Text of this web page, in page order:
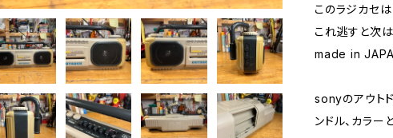
このラジカセ
これ逃すと次
made in
sonyのアウト
ンドル、カラー